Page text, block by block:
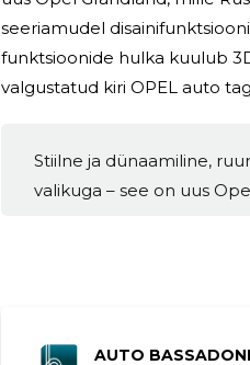
seeriamudel
funktsioonide hulka kuulub
valgustatud kiri OPEL auto
Stiilne ja dünaamiline,
valikuga – see on uus
AUTO